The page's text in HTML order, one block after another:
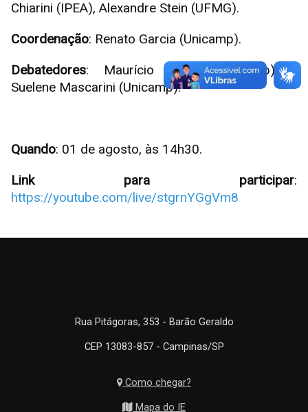
Chiarini (IPEA), Alexandre Stein (UFMG).
Coordenação: Renato Garcia (Unicamp).
Debatedores: Maurício Serra (Unicamp) e
Suelene Mascarini (Unicamp).
Quando: 01 de agosto, às 14h30.
Link para participar:
https://youtube.com/live/stgrnYGgVm8
Rua Pitágoras, 353 - Barão Geraldo
CEP 13083-857 - Campinas/SP
Como chegar?
Mapa do IE